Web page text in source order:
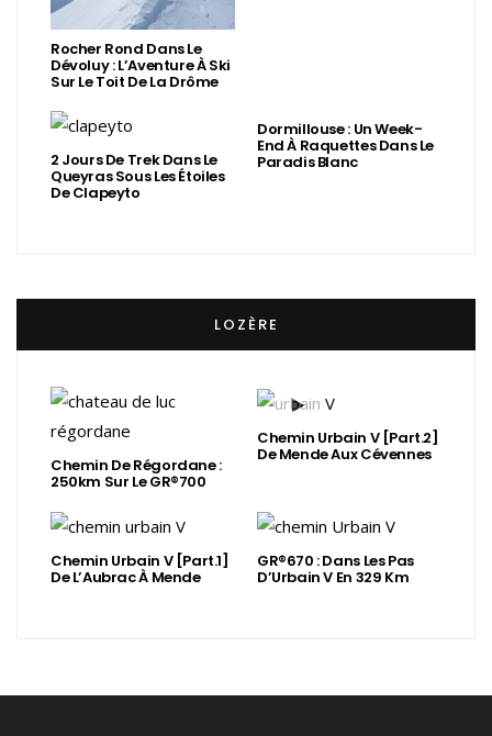
Rocher Rond Dans Le
Dévoluy : L’Aventure À Ski
Sur Le Toit De La Drôme
2 Jours De Trek Dans Le
Queyras Sous Les Étoiles
De Clapeyto
Dormillouse : Un Week-
End À Raquettes Dans Le
Paradis Blanc
LOZÈRE
Chemin De Régordane :
250km Sur Le GR®700
Chemin Urbain V [Part.2]
De Mende Aux Cévennes
Chemin Urbain V [Part.1]
De L’Aubrac À Mende
GR®670 : Dans Les Pas
D’Urbain V En 329 Km